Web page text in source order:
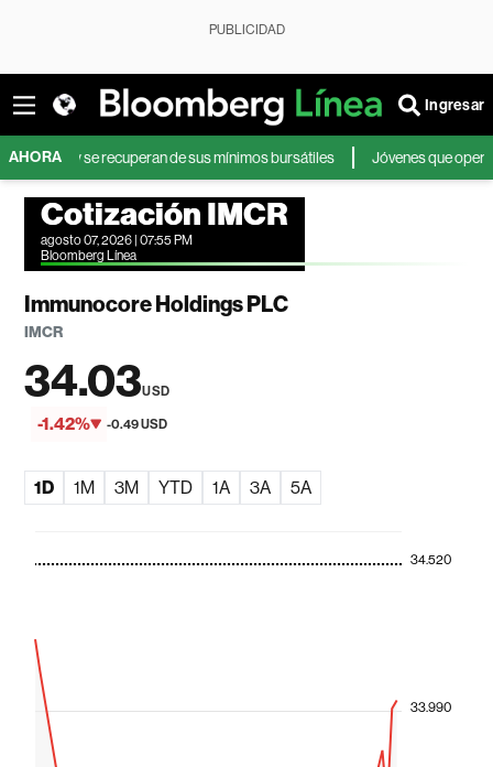
PUBLICIDAD
Ingresar
AHORA
y se recuperan de sus mínimos bursátiles Jóvenes que operan en
Cotización IMCR
agosto 07, 2026 | 07:55 PM
Bloomberg Línea
Immunocore Holdings PLC
IMCR
34.03USD
-1.42% -0.49 USD
1D 1M 3M YTD 1A 3A 5A
33.990
34.520